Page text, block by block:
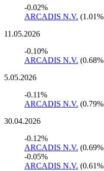
-0.02%
ARCADIS N.V. (1.01%
11.05.2026
-0.10%
ARCADIS N.V. (0.68%
5.05.2026
-0.11%
ARCADIS N.V. (0.79%
30.04.2026
-0.12%
ARCADIS N.V. (0.69%
-0.05%
ARCADIS N.V. (0.61%